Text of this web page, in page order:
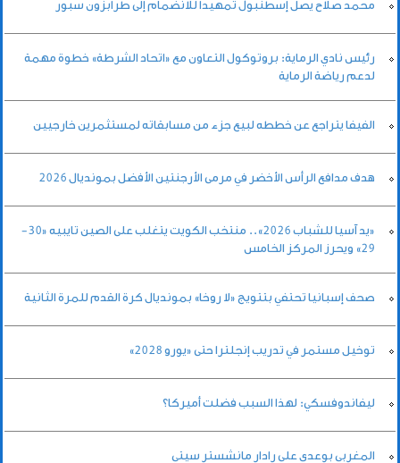
محمد صلاح يصل إسطنبول تمهيدا للانضمام إلى طرابزون سبور
رئيس نادي الرماية: بروتوكول التعاون مع «اتحاد الشرطة» خطوة مهمة
لدعم رياضة الرماية
الفيفا يتراجع عن خططه لبيع جزء من مسابقاته لمستثمرين خارجيين
هدف مدافع الرأس الأخضر في مرمى الأرجنتين الأفضل بمونديال 2026
«يد آسيا للشباب 2026».. منتخب الكويت يتغلب على الصين تايبيه «30-
29» ويحرز المركز الخامس
صحف إسبانيا تحتفي بتتويج «لا روخا» بمونديال كرة القدم للمرة الثانية
توخيل مستمر في تدريب إنجلترا حتى «يورو 2028»
ليفاندوفسكي: لهذا السبب فضلت أميركا؟
المغربي بوعدي على رادار مانشستر سيتي